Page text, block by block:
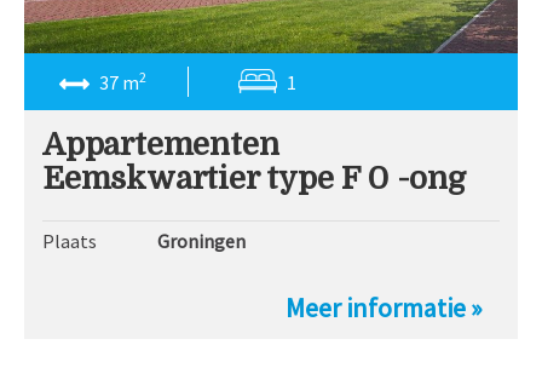
37 m2 1
Appartementen
Eemskwartier type F 0 -ong
Plaats Groningen
Meer informatie »